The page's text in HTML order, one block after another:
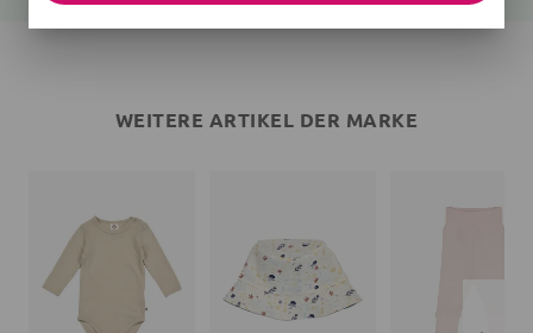
WEITERE ARTIKEL DER MARKE